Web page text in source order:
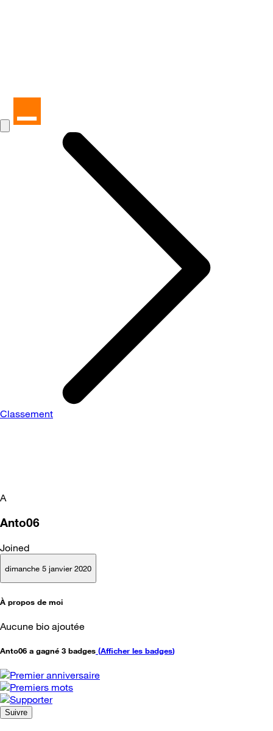
Classement
A
Anto06
Joined
dimanche 5 janvier 2020
À propos de moi
Aucune bio ajoutée
Anto06 a gagné 3 badges (Afficher les badges)
Suivre